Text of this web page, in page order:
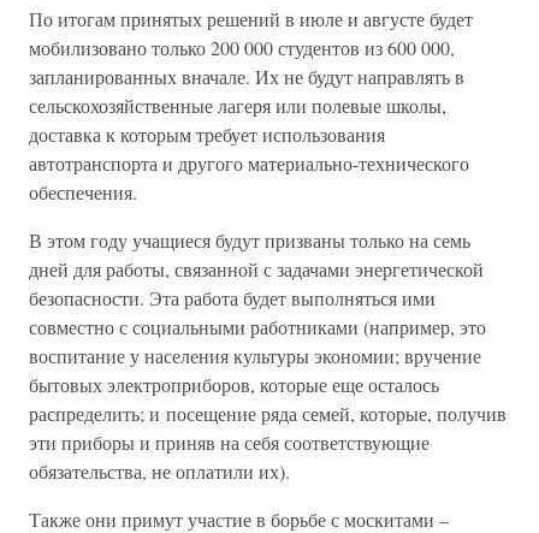
По итогам принятых решений в июле и августе будет
мобилизовано только 200 000 студентов из 600 000,
запланированных вначале. Их не будут направлять в
сельскохозяйственные лагеря или полевые школы,
доставка к которым требует использования
автотранспорта и другого материально-технического
обеспечения.
В этом году учащиеся будут призваны только на семь
дней для работы, связанной с задачами энергетической
безопасности. Эта работа будет выполняться ими
совместно с социальными работниками (например, это
воспитание у населения культуры экономии; вручение
бытовых электроприборов, которые еще осталось
распределить; и посещение ряда семей, которые, получив
эти приборы и приняв на себя соответствующие
обязательства, не оплатили их).
Также они примут участие в борьбе с москитами –